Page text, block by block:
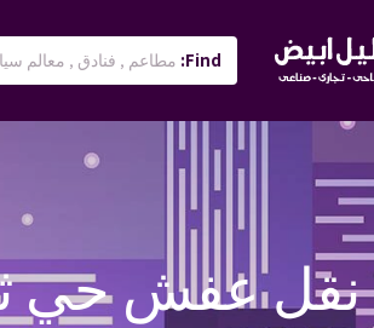
Find:
نقل عفش حي